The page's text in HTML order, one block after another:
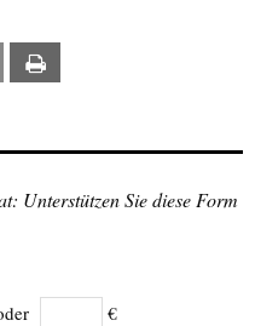
Email
Unterstützen Sie diese Form
€